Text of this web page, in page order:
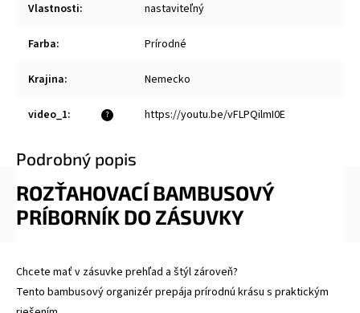
Vlastnosti: nastaviteľný
Farba: Prírodné
Krajina: Nemecko
?
video_1: https://youtu.be/vFLPQilmI0E
Podrobný popis
ROZŤAHOVACÍ BAMBUSOVÝ
PRÍBORNÍK DO ZÁSUVKY
Chcete mať v zásuvke prehľad a štýl zároveň?
Tento bambusový organizér prepája prírodnú krásu s praktickým